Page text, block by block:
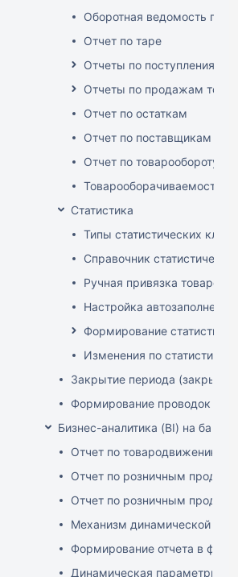
Оборотная ведомость по
Отчет по таре
Отчеты по поступлениям
Отчеты по продажам товара
Отчет по остаткам
Отчет по поставщикам
Отчет по товарообороту
Товарооборачиваемость
Статистика
Типы статистических
Справочник статистических
Ручная привязка товаров
Настройка
Формирование
Изменения по статистике с
Закрытие периода (закрытие
Формирование проводок
Бизнес-аналитика (BI) на базе
Отчет по товародвижению с
Отчет по розничным
Отчет по розничным
Механизм динамической
Формирование отчета в
Динамическая